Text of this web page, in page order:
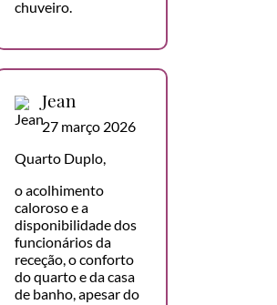
chuveiro.
Jean
27 março 2026
Quarto Duplo,
o acolhimento
caloroso e a
disponibilidade dos
funcionários da
receção, o conforto
do quarto e da casa
de banho, apesar do